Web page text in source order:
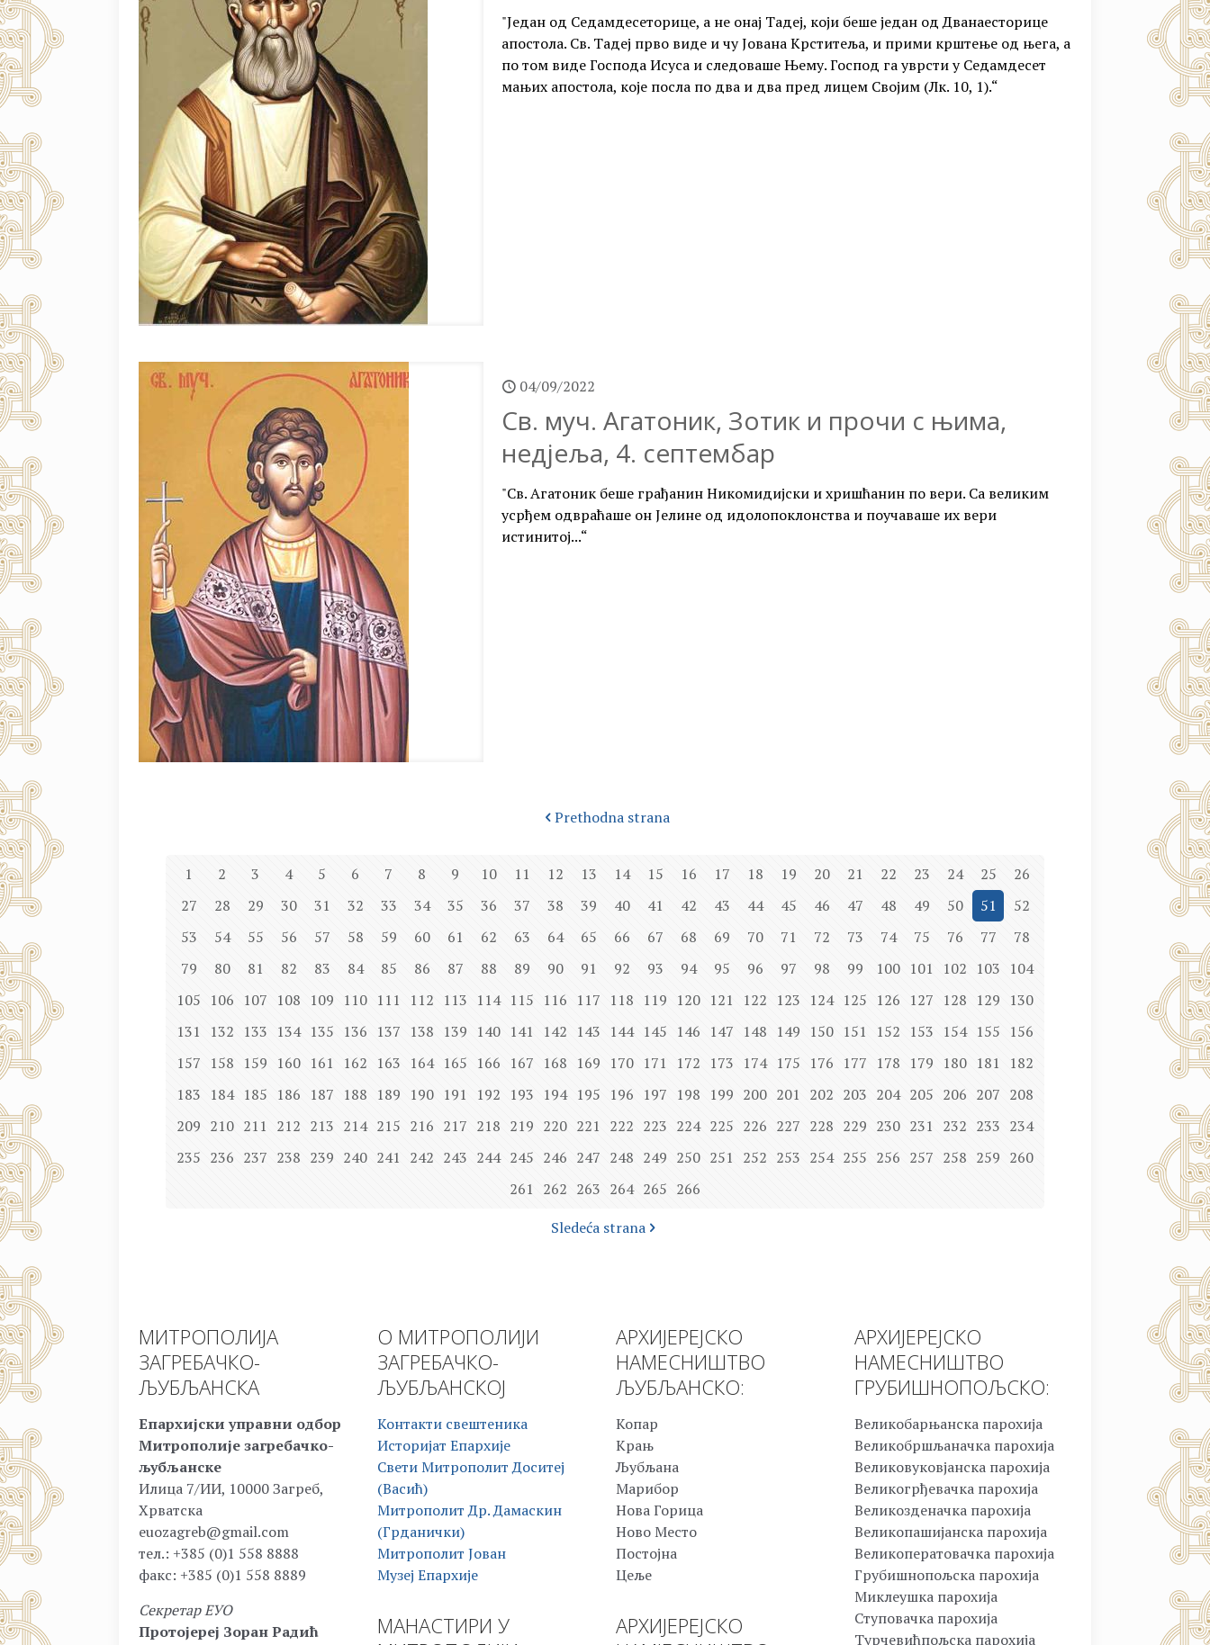
"Један од Седамдесеторице, а не онај Тадеј, који беше један од Дванаесторице
апостола. Св. Тадеј прво виде и чу Јована Крститеља, и прими крштење од њега, а
по том виде Господа Исуса и следоваше Њему. Господ га уврсти у Седамдесет
мањих апостола, које посла по два и два пред лицем Својим (Лк. 10, 1).“
04/09/2022
Св. муч. Агатоник, Зотик и прочи с њима,
недјеља, 4. септембар
"Св. Агатоник беше грађанин Никомидијски и хришћанин по вери. Са великим
усрђем одвраћаше он Јелине од идолопоклонства и поучаваше их вери
истинитој...“
Prethodna strana
1 2 3 4 5 6 7 8 9 10 11 12 13 14 15 16 17 18 19 20 21 22 23 24 25
26
27
28 29 30 31 32 33 34 35 36 37 38 39 40 41 42 43 44 45 46 47 48 49 50 51
52
53
54 55 56 57 58 59 60 61 62 63 64 65 66 67 68 69 70 71 72 73 74 75 76 77
78
79
80 81 82 83 84 85 86 87 88 89 90 91 92 93 94 95 96 97 98 99 100 101 102 103 104
105 106 107 108 109 110 111 112 113 114 115 116 117 118 119 120 121 122 123 124 125 126 127 128 129 130
131
132 133 134 135 136 137 138 139 140 141 142 143 144 145 146 147 148 149 150 151 152 153 154 155 156
157 158 159 160 161 162 163 164 165 166 167 168 169 170 171 172 173 174 175 176 177 178 179 180 181
182
183 184 185 186 187 188 189 190 191 192 193 194 195 196 197 198 199 200 201 202 203 204 205 206 207 208
209 210 211 212 213 214 215 216 217 218 219 220 221 222 223 224 225 226 227 228 229 230 231 232 233 234
235 236 237 238 239 240 241 242 243 244 245 246 247 248 249 250 251 252 253 254 255 256 257 258 259 260
261 262 263 264 265 266
Sledeća strana
МИТРОПОЛИЈА
ЗАГРЕБАЧКО-
ЉУБЉАНСКА
Епархијски управни одбор
Митрополије загребачко-
љубљанске
Илица 7/ИИ, 10000 Загреб,
Хрватска
euozagreb@gmail.com
тел.: +385 (0)1 558 8888
факс: +385 (0)1 558 8889
Секретар ЕУО
Протојереј Зоран Радић
О МИТРОПОЛИЈИ
ЗАГРЕБАЧКО-
ЉУБЉАНСКОЈ
Контакти свештеника
Историјат Епархије
Свети Митрополит Доситеј
(Васић)
Митрополит Др. Дамаскин
(Грданички)
Митрополит Јован
Музеј Епархије
МАНАСТИРИ У
АРХИЈЕРЕЈСКО
НАМЕСНИШТВО
ЉУБЉАНСКО:
Копар
Крањ
Љубљана
Марибор
Нова Горица
Ново Место
Постојна
Цеље
АРХИЈЕРЕЈСКО
АРХИЈЕРЕЈСКО
НАМЕСНИШТВО
ГРУБИШНОПОЉСКО:
Великобарњанска парохија
Великобршљаначка парохија
Великовуковјанска парохија
Великогрђевачка парохија
Великозденачка парохија
Великопашијанска парохија
Великоператовачка парохија
Грубишнопољска парохија
Миклеушка парохија
Ступовачка парохија
Турчевићпољска парохија